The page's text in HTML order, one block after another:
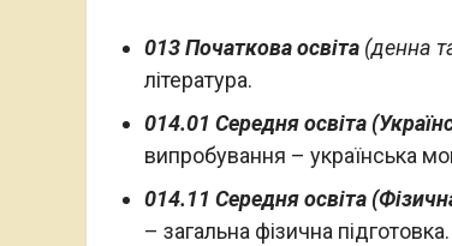
013 Початкова освіта (денна
література.
014.01 Середня освіта
випробування – українська
014.11 Середня освіта
– загальна фізична підготовка.